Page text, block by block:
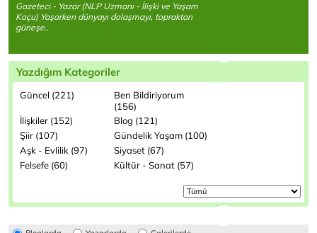
Gazeteci - Yazar (NLP Uzmanı - İlişki ve Yaşam
Koçu) Yaşarken dünyayı dolaşmayı, topraktan
güneşe..
Yazdığım Kategoriler
Güncel (221) Ben Bildiriyorum
(156)
İlişkiler (152)
Blog (121)
Şiir (107)
Gündelik Yaşam (100)
Aşk - Evlilik (97)
Siyaset (67)
Felsefe (60)
Kültür - Sanat (57)